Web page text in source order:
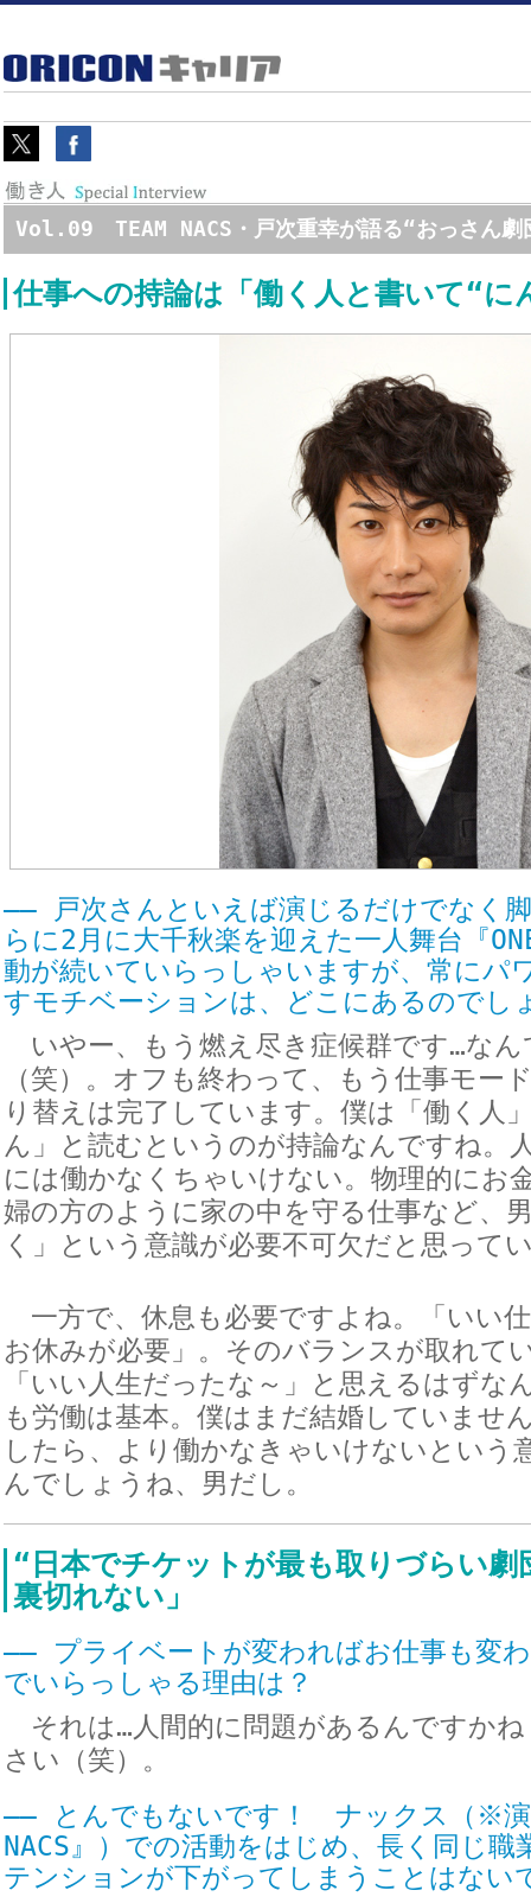
Vol.09 TEAM NACS・戸次重幸が語る“おっさん劇
仕事への持論は「働く人と書いて“に
―― 戸次さんといえば演じるだけでなく
らに2月に大千秋楽を迎えた一人舞台『
動が続いていらっしゃいますが、常にパ
すモチベーションは、どこにあるのでし
いやー、もう燃え尽き症候群です…なん
（笑）。オフも終わって、もう仕事モー
り替えは完了しています。僕は「働く人
ん」と読むというのが持論なんですね。
には働かなくちゃいけない。物理的にお
婦の方のように家の中を守る仕事など、
く」という意識が必要不可欠だと思って
一方で、休息も必要ですよね。「いい
お休みが必要」。そのバランスが取れて
「いい人生だったな～」と思えるはずな
も労働は基本。僕はまだ結婚していませ
したら、より働かなきゃいけないという
んでしょうね、男だし。
“日本でチケットが最も取りづらい劇
裏切れない」
―― プライベートが変わればお仕事も変
でいらっしゃる理由は？
それは…人間的に問題があるんですか
さい（笑）。
―― とんでもないです！ ナックス（※演
NACS』）での活動をはじめ、長く同じ
テンションが下がってしまうことはない